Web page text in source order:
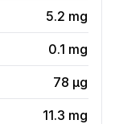
5.2 mg
0.1 mg
78 µg
11.3 mg